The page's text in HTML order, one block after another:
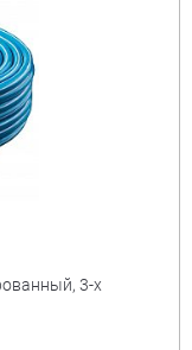
3-х